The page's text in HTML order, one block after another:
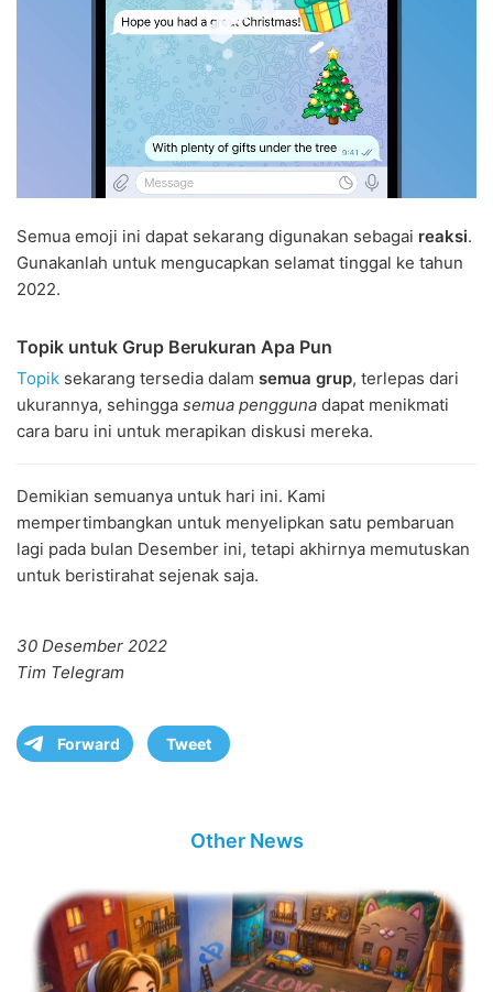
Semua emoji ini dapat sekarang digunakan sebagai reaksi.
Gunakanlah untuk mengucapkan selamat tinggal ke tahun
2022.
Topik untuk Grup Berukuran Apa Pun
Topik sekarang tersedia dalam semua grup, terlepas dari
ukurannya, sehingga semua pengguna dapat menikmati
cara baru ini untuk merapikan diskusi mereka.
Demikian semuanya untuk hari ini. Kami
mempertimbangkan untuk menyelipkan satu pembaruan
lagi pada bulan Desember ini, tetapi akhirnya memutuskan
untuk beristirahat sejenak saja.
30 Desember 2022
Tim Telegram
Forward Tweet
Other News